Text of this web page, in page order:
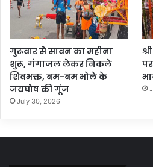
गुरूवार से सावन का महीना
शुरू, गंगाजल लेकर निकले
शिवभक्त, बम-बम भोले के
जयघोष की गूंज
July 30, 2026